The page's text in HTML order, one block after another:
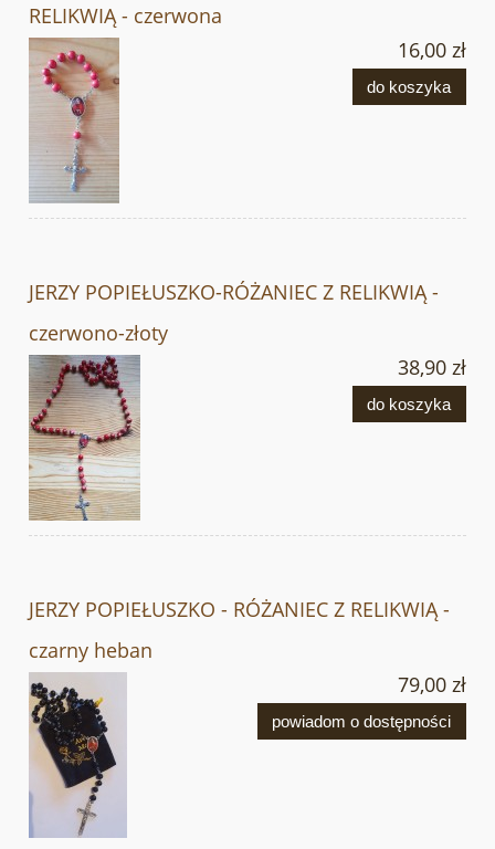
RELIKWIĄ - czerwona
16,00 zł
do koszyka
JERZY POPIEŁUSZKO-RÓŻANIEC Z RELIKWIĄ -
czerwono-złoty
38,90 zł
do koszyka
JERZY POPIEŁUSZKO - RÓŻANIEC Z RELIKWIĄ -
czarny heban
79,00 zł
powiadom o dostępności